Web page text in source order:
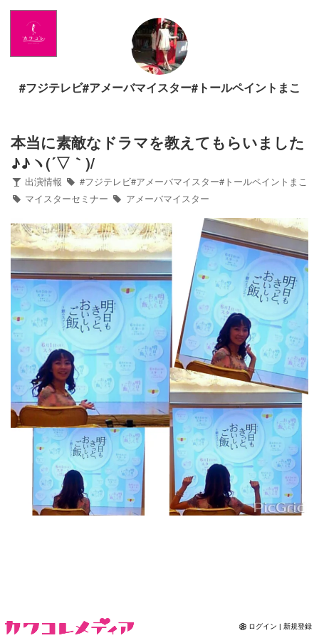
Home
News
出演情報
ブログ
Twitter
写真館
カワコレ
Contact
#フジテレビ#アメーバマイスター#トールペイントまこ
本当に素敵なドラマを教えてもらいました
♪♪ヽ(´▽｀)/
出演情報
#フジテレビ#アメーバマイスター#トールペイントまこ
マイスターセミナー
アメーバマイスター
ログイン | 新規登録